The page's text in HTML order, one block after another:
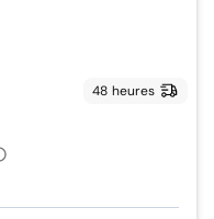
48 heures